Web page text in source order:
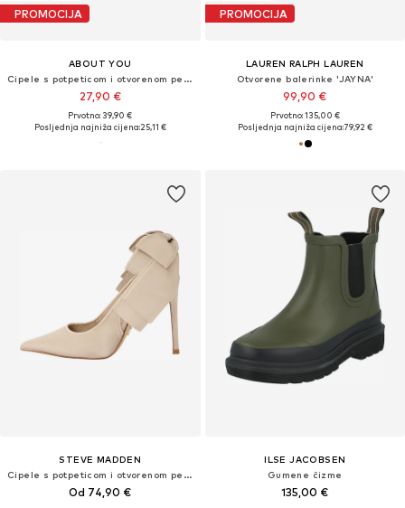
PROMOCIJA
ABOUT YOU
Cipele s potpeticom i otvorenom petom 'Holly'
27,90 €
Prvotno: 39,90 €
Posljednja najniža cijena:25,11 €
PROMOCIJA
LAUREN RALPH LAUREN
Otvorene balerinke 'JAYNA'
99,90 €
Prvotno: 135,00 €
Posljednja najniža cijena:79,92 €
STEVE MADDEN
Cipele s potpeticom i otvorenom petom 'Teacup'
Od 74,90 €
ILSE JACOBSEN
Gumene čizme
135,00 €